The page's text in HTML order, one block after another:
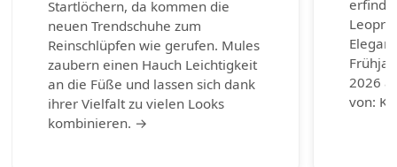
Startlöchern, da kommen die
neuen Trendschuhe zum
Reinschlüpfen wie gerufen. Mules
zaubern einen Hauch Leichtigkeit
an die Füße und lassen sich dank
ihrer Vielfalt zu vielen Looks
kombinieren. →
2026
von: